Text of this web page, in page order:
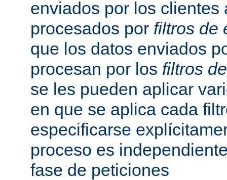
enviados por los clientes
procesados por filtros de
que los datos enviados
procesan por los filtros
se les pueden aplicar
en que se aplica cada
especificarse
proceso es
fase de peticiones